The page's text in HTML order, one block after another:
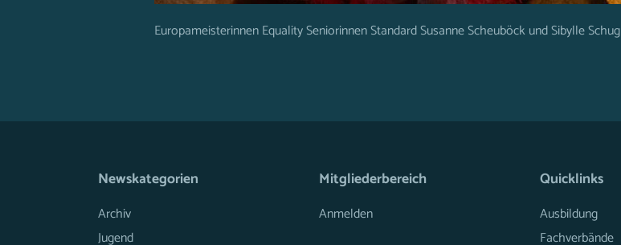
Europameisterinnen Equality Seniorinnen Standard Susanne Scheuböck und Sibylle Schug
Newskategorien
Archiv
Jugend
Mitgliederbereich
Anmelden
Quicklinks
Ausbildung
Fachverbände